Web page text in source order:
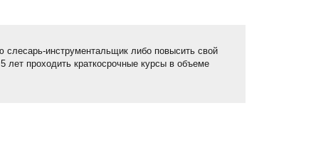
слесарь-инструментальщиклибо повысить свой
проходить краткосрочные курсы в объеме